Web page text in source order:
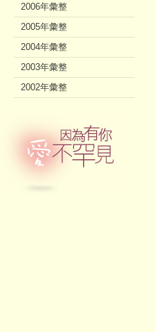
2006年彙整
2005年彙整
2004年彙整
2003年彙整
2002年彙整